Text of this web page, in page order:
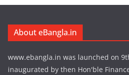
About eBangla.in
www.ebangla.in was launched on
inaugurated by then Hon'ble